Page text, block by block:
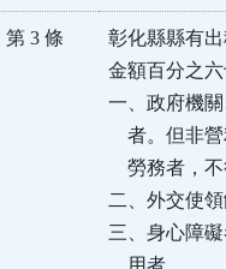
第 3 條
彰化縣縣有
金額百分之六
一、政府機
者。但非營
勞務者，不
二、外交使
三、身心障
用者。